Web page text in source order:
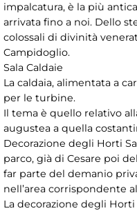
impalcatura, è la più
arrivata fino a noi. Dello
colossali di divinità
Campidoglio.
Sala Caldaie
La caldaia, alimentata a
per le turbine.
Il tema è quello relativo
augustea a quella
Decorazione degli Horti
parco, già di Cesare poi
far parte del demanio
nell’area corrispondente
La decorazione degli